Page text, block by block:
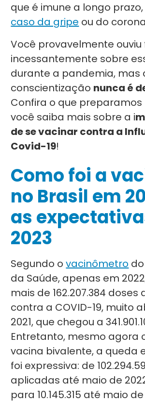
que é imune a longo
caso da gripe ou do
Você provavelmente
incessantemente sobre
durante a pandemia, mas
conscientização nunca é
Confira o que
você saiba mais sobre a i
de se vacinar contra a
Covid-19!
Como foi a
no Brasil em
as
2023
Segundo ovacinômetro
da Saúde, apenas em
mais de 162.207.384
contra a COVID-19, muito
2021, que chegou a
Entretanto, mesmo agora
vacina bivalente, a queda
foi expressiva: de
aplicadas até maio de
para 10.145.315 até maio de